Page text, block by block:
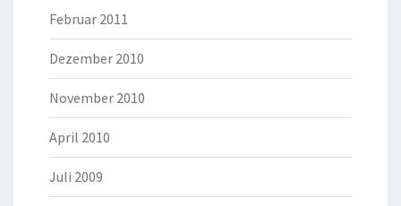
Februar 2011
Dezember 2010
November 2010
April 2010
Juli 2009